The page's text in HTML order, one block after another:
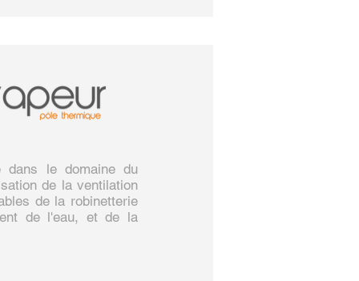
dans le domaine du
de la ventilation
de la robinetterie
de l'eau, et de la